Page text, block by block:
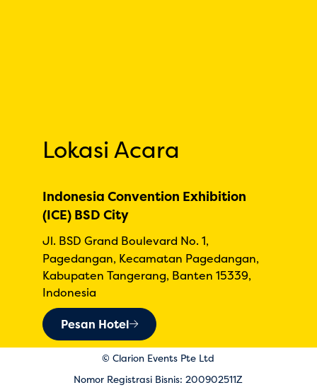
Lokasi Acara
Indonesia Convention Exhibition
(ICE) BSD City
Jl. BSD Grand Boulevard No. 1,
Pagedangan, Kecamatan Pagedangan,
Kabupaten Tangerang, Banten 15339,
Indonesia
Pesan Hotel
© Clarion Events Pte Ltd
Nomor Registrasi Bisnis: 200902511Z